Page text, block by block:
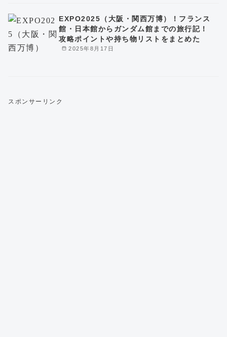
2025年8月17日
EXPO2025（大阪・関西万博）！フランス
館・日本館からガンダム館までの旅行記！
攻略ポイントや持ち物リストをまとめた
スポンサーリンク